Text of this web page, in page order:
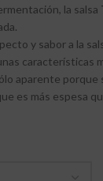
la salsa
y sabor a la
características
aparente porque
es más espesa